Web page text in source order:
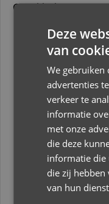
Geo kinderwagen.
79,95
Op voorraad
Deze
van
We gebruiken
advertenties
verkeer te
informatie
met onze
die deze
informatie die
die zij
van hun